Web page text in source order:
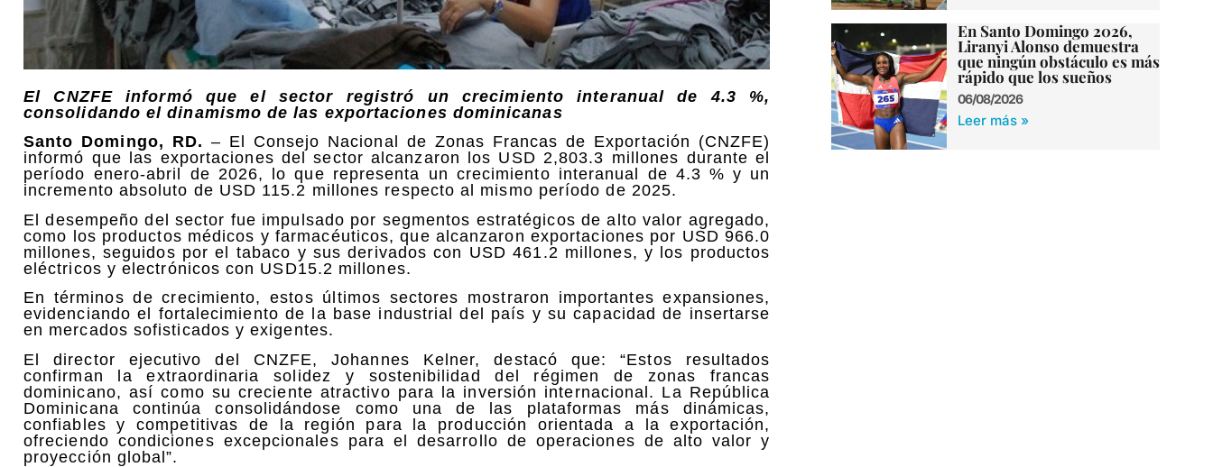
El CNZFE informó que el sector registró un crecimiento interanual de 4.3 %,
consolidando el dinamismo de las exportaciones dominicanas
Santo Domingo, RD. – El Consejo Nacional de Zonas Francas de Exportación (CNZFE)
informó que las exportaciones del sector alcanzaron los USD 2,803.3 millones durante el
período enero-abril de 2026, lo que representa un crecimiento interanual de 4.3 % y un
incremento absoluto de USD 115.2 millones respecto al mismo período de 2025.
El desempeño del sector fue impulsado por segmentos estratégicos de alto valor agregado,
como los productos médicos y farmacéuticos, que alcanzaron exportaciones por USD 966.0
millones, seguidos por el tabaco y sus derivados con USD 461.2 millones, y los productos
eléctricos y electrónicos con USD15.2 millones.
En términos de crecimiento, estos últimos sectores mostraron importantes expansiones,
evidenciando el fortalecimiento de la base industrial del país y su capacidad de insertarse
en mercados sofisticados y exigentes.
El director ejecutivo del CNZFE, Johannes Kelner, destacó que: “Estos resultados
confirman la extraordinaria solidez y sostenibilidad del régimen de zonas francas
dominicano, así como su creciente atractivo para la inversión internacional. La República
Dominicana continúa consolidándose como una de las plataformas más dinámicas,
confiables y competitivas de la región para la producción orientada a la exportación,
ofreciendo condiciones excepcionales para el desarrollo de operaciones de alto valor y
proyección global”.
En Santo Domingo 2026,
Liranyi Alonso demuestra
que ningún obstáculo es más
rápido que los sueños
06/08/2026
Leer más »